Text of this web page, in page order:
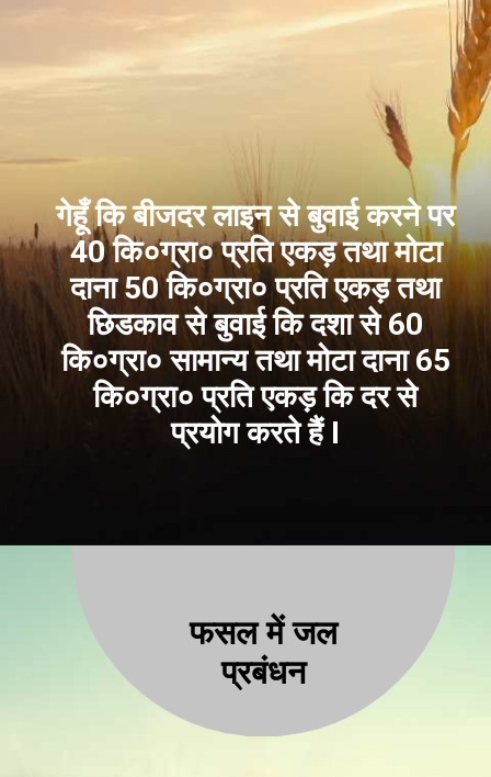
गेहूँ कि बीजदर लाइन से बुवाई करने पर
40 कि०ग्रा० प्रति एकड़ तथा मोटा
दाना 50 कि०ग्रा० प्रति एकड़ तथा
छिडकाव से बुवाई कि दशा से 60
कि०ग्रा० सामान्य तथा मोटा दाना 65
कि०ग्रा० प्रति एकड़ कि दर से
प्रयोग करते हैं I
फसल में जल
प्रबंधन